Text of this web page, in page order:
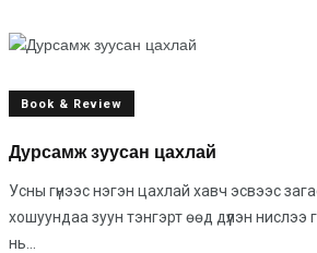
Book & Review
Дурсамж зуусан цахлай
Усны гүнээс нэгэн цахлай хавч эсвээс
хошуундаа зуун тэнгэрт өөд дүүлэн нислээ
нь...